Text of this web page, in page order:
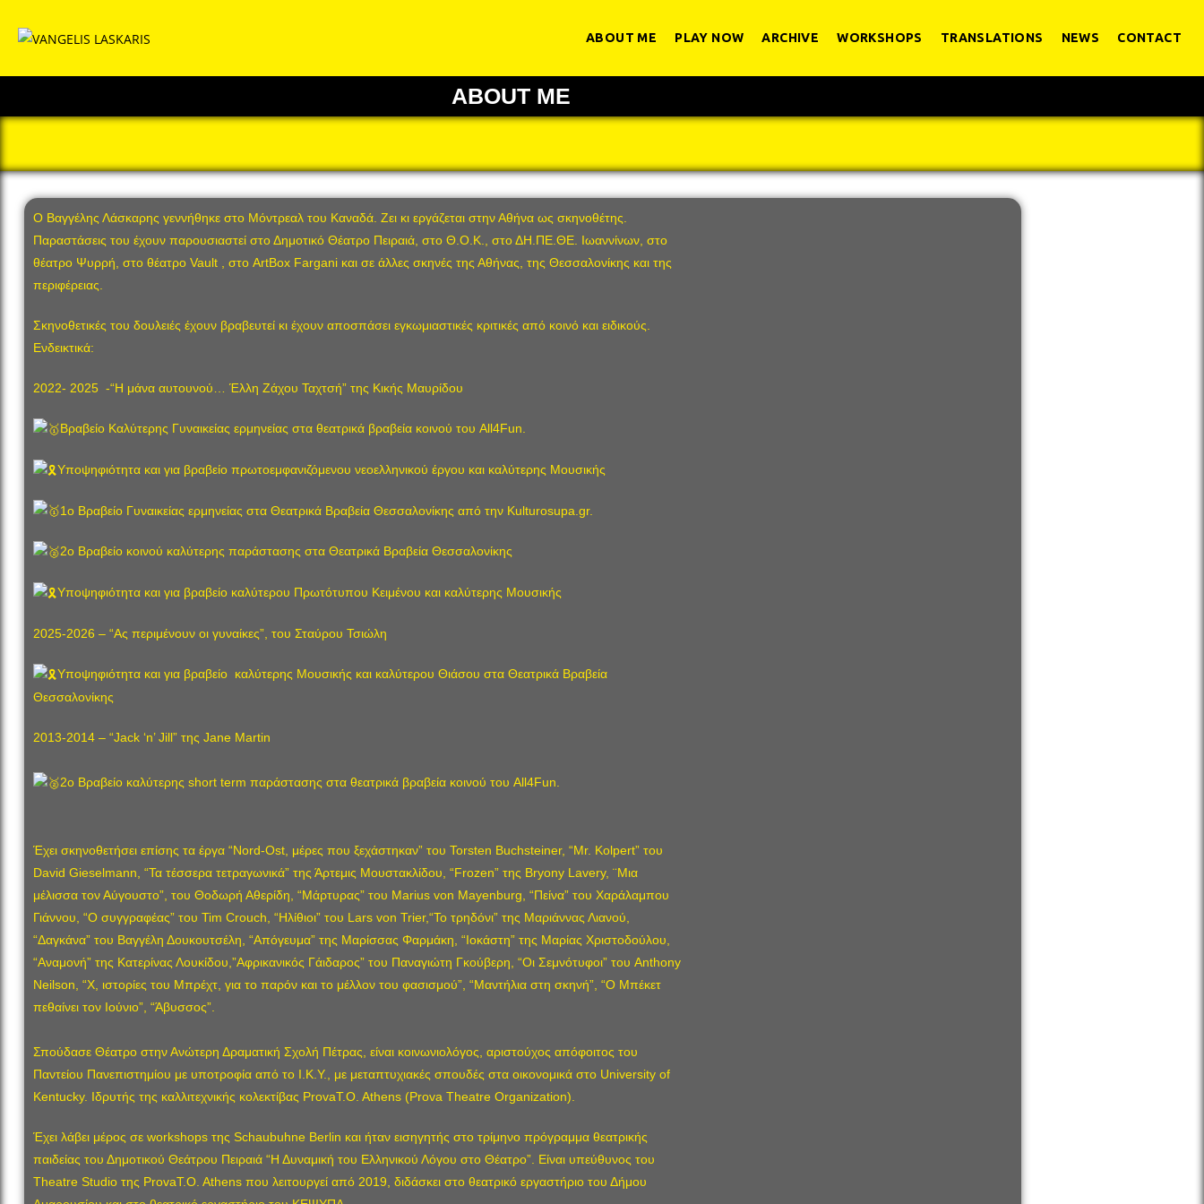
ABOUT ME PLAY NOW ARCHIVE WORKSHOPS TRANSLATIONS NEWS CONTACT
ABOUT ME
Ο Βαγγέλης Λάσκαρης γεννήθηκε στο Μόντρεαλ του Καναδά. Zει κι εργάζεται στην Αθήνα ως σκηνοθέτης.
Παραστάσεις του έχουν παρουσιαστεί στο Δημοτικό Θέατρο Πειραιά, στο Θ.Ο.Κ., στο ΔΗ.ΠΕ.ΘΕ. Ιωαννίνων, στο
θέατρο Ψυρρή, στο θέατρο Vault , στο ArtBox Fargani και σε άλλες σκηνές της Αθήνας, της Θεσσαλονίκης και της
περιφέρειας.
Σκηνοθετικές του δουλειές έχουν βραβευτεί κι έχουν αποσπάσει εγκωμιαστικές κριτικές από κοινό και ειδικούς.
Ενδεικτικά:
2022- 2025 -“Η μάνα αυτουνού… Έλλη Ζάχου Ταχτσή” της Κικής Μαυρίδου
Βραβείο Καλύτερης Γυναικείας ερμηνείας στα θεατρικά βραβεία κοινού του All4Fun.
Υποψηφιότητα και για βραβείο πρωτοεμφανιζόμενου νεοελληνικού έργου και καλύτερης Μουσικής
1o Βραβείο Γυναικείας ερμηνείας στα Θεατρικά Βραβεία Θεσσαλονίκης από την Kulturosupa.gr.
2o Βραβείο κοινού καλύτερης παράστασης στα Θεατρικά Βραβεία Θεσσαλονίκης
Υποψηφιότητα και για βραβείο καλύτερου Πρωτότυπου Κειμένου και καλύτερης Μουσικής
2025-2026 – “Ας περιμένουν οι γυναίκες”, του Σταύρου Τσιώλη
Υποψηφιότητα και για βραβείο καλύτερης Μουσικής και καλύτερου Θιάσου στα Θεατρικά Βραβεία
Θεσσαλονίκης
2013-2014 – “Jack ‘n’ Jill” της Jane Martin
2o Βραβείο καλύτερης short term παράστασης στα θεατρικά βραβεία κοινού του All4Fun.
Έχει σκηνοθετήσει επίσης τα έργα “Nord-Ost, μέρες που ξεχάστηκαν” του Torsten Buchsteiner, “Mr. Kolpert” του
David Gieselmann, “Τα τέσσερα τετραγωνικά” της Άρτεμις Μουστακλίδου, “Frozen” της Bryony Lavery, ¨Μια
μέλισσα τον Αύγουστο”, του Θοδωρή Αθερίδη, “Μάρτυρας” του Marius von Mayenburg, “Πείνα” του Χαράλαμπου
Γιάννου, “O συγγραφέας” του Tim Crouch, “Ηλίθιοι” του Lars von Trier,“Το τρηδόνι” της Μαριάννας Λιανού,
“Δαγκάνα” του Βαγγέλη Δουκουτσέλη, “Απόγευμα” της Μαρίσσας Φαρμάκη, “Ιοκάστη” της Μαρίας Χριστοδούλου,
“Αναμονή” της Κατερίνας Λουκίδου,”Αφρικανικός Γάιδαρος” του Παναγιώτη Γκούβερη, “Οι Σεμνότυφοι” του Anthony
Neilson, “X, ιστορίες του Μπρέχτ, για το παρόν και το μέλλον του φασισμού”, “Μαντήλια στη σκηνή”, “Ο Μπέκετ
πεθαίνει τον Ιούνιο”, “Άβυσσος”.
Σπούδασε Θέατρο στην Ανώτερη Δραματική Σχολή Πέτρας, είναι κοινωνιολόγος, αριστούχος απόφοιτος του
Παντείου Πανεπιστημίου με υποτροφία από το Ι.Κ.Υ., με μεταπτυχιακές σπουδές στα οικονομικά στο University οf
Kentucky. Ιδρυτής της καλλιτεχνικής κολεκτίβας ProvaT.O. Athens (Prova Theatre Organization).
Έχει λάβει μέρος σε workshops της Schaubuhne Berlin και ήταν εισηγητής στο τρίμηνο πρόγραμμα θεατρικής
παιδείας του Δημοτικού Θεάτρου Πειραιά “Η Δυναμική του Ελληνικού Λόγου στο Θέατρο”. Είναι υπεύθυνος του
Theatre Studio της ProvaT.O. Athens που λειτουργεί από 2019, διδάσκει στο θεατρικό εργαστήριο του Δήμου